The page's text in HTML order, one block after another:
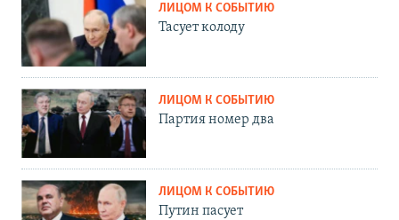
ЛИЦОМ К СОБЫТИЮ
Тасует колоду
ЛИЦОМ К СОБЫТИЮ
Партия номер два
ЛИЦОМ К СОБЫТИЮ
Путин пасует